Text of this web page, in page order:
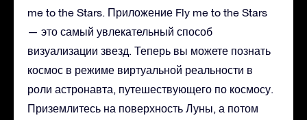
me to the Stars. Приложение Fly me to the Stars
— это самый увлекательный способ
визуализации звезд. Теперь вы можете познать
космос в режиме виртуальной реальности в
роли астронавта, путешествующего по космосу.
Приземлитесь на поверхность Луны, а потом